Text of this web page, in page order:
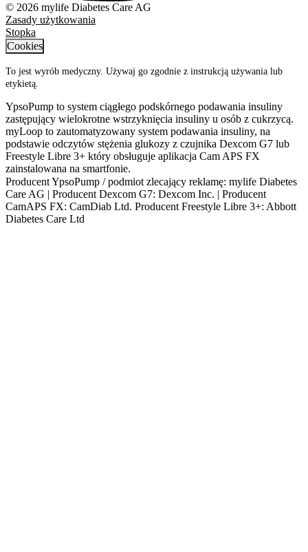
© 2026 mylife Diabetes Care AG
Zasady użytkowania
Stopka
Cookies
To jest wyrób medyczny. Używaj go zgodnie z instrukcją używania lub
etykietą.
YpsoPump to system ciągłego podskórnego podawania insuliny
zastępujący wielokrotne wstrzyknięcia insuliny u osób z cukrzycą.
myLoop to zautomatyzowany system podawania insuliny, na
podstawie odczytów stężenia glukozy z czujnika Dexcom G7 lub
Freestyle Libre 3+ który obsługuje aplikacja Cam APS FX
zainstalowana na smartfonie.
Producent YpsoPump / podmiot zlecający reklamę: mylife Diabetes
Care AG | Producent Dexcom G7: Dexcom Inc. | Producent
CamAPS FX: CamDiab Ltd. Producent Freestyle Libre 3+: Abbott
Diabetes Care Ltd